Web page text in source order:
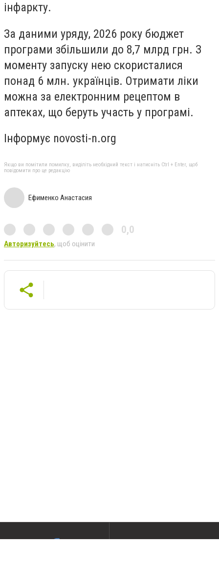
інфаркту.
За даними уряду, 2026 року бюджет
програми збільшили до 8,7 млрд грн. З
моменту запуску нею скористалися
понад 6 млн. українців. Отримати ліки
можна за електронним рецептом в
аптеках, що беруть участь у програмі.
Інформує novosti-n.org
Якщо ви помітили помилку, виділіть необхідний текст і натисніть Ctrl + Enter, щоб
повідомити про це редакцію
Ефименко Анастасия
0,0
Авторизуйтесь, щоб оцінити